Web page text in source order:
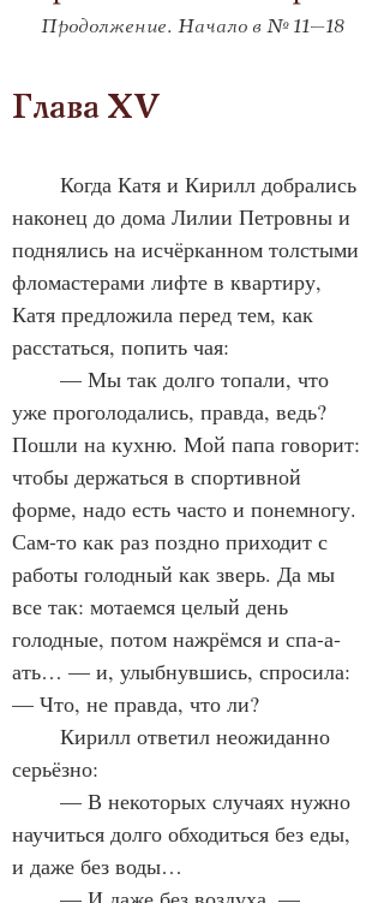
Продолжение. Начало в № 11–18
Глава XV
наконец до дома Лилии Петровны и
поднялись на исчёрканном толстыми
фломастерами лифте в квартиру,
Катя предложила перед тем, как
расстаться, попить чая:
уже проголодались, правда, ведь?
Пошли на кухню. Мой папа говорит:
чтобы держаться в спортивной
форме, надо есть часто и понемногу.
Сам-то как раз поздно приходит с
работы голодный как зверь. Да мы
все так: мотаемся целый день
голодные, потом нажрёмся и спа-а-
ать… — и, улыбнувшись, спросила:
— Что, не правда, что ли?
серьёзно:
научиться долго обходиться без еды,
и даже без воды…